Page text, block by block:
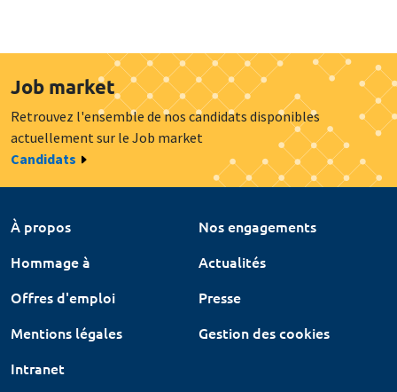
Job market
Retrouvez l'ensemble de nos candidats disponibles
actuellement sur le Job market
Candidats
À propos
Nos engagements
Hommage à
Actualités
Offres d'emploi
Presse
Mentions légales
Gestion des cookies
Intranet